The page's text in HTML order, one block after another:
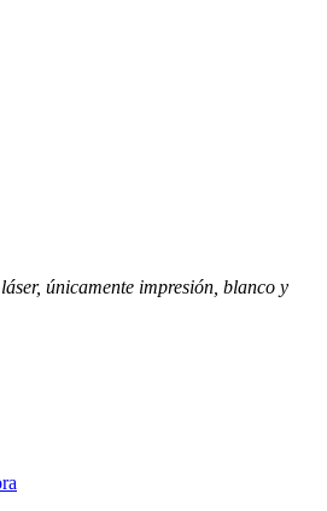
únicamente impresión, blanco y